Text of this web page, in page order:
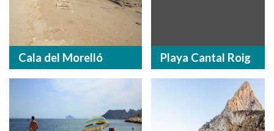
Cala del Morelló Playa Cantal Roig